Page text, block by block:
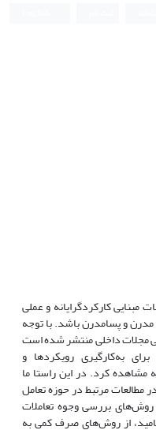
مبنایی کارکردگرایانه و عملی
و پسامدرن باشد. با توجه
مجلات داخلی منتشر شده است
به‌کارگیری رویکردها و
کرد. در این راستا ما
مرتبط در حوزه تعامل
روش‌های بررسی وجوه تعاملات
از روش‌های صرف کمی به